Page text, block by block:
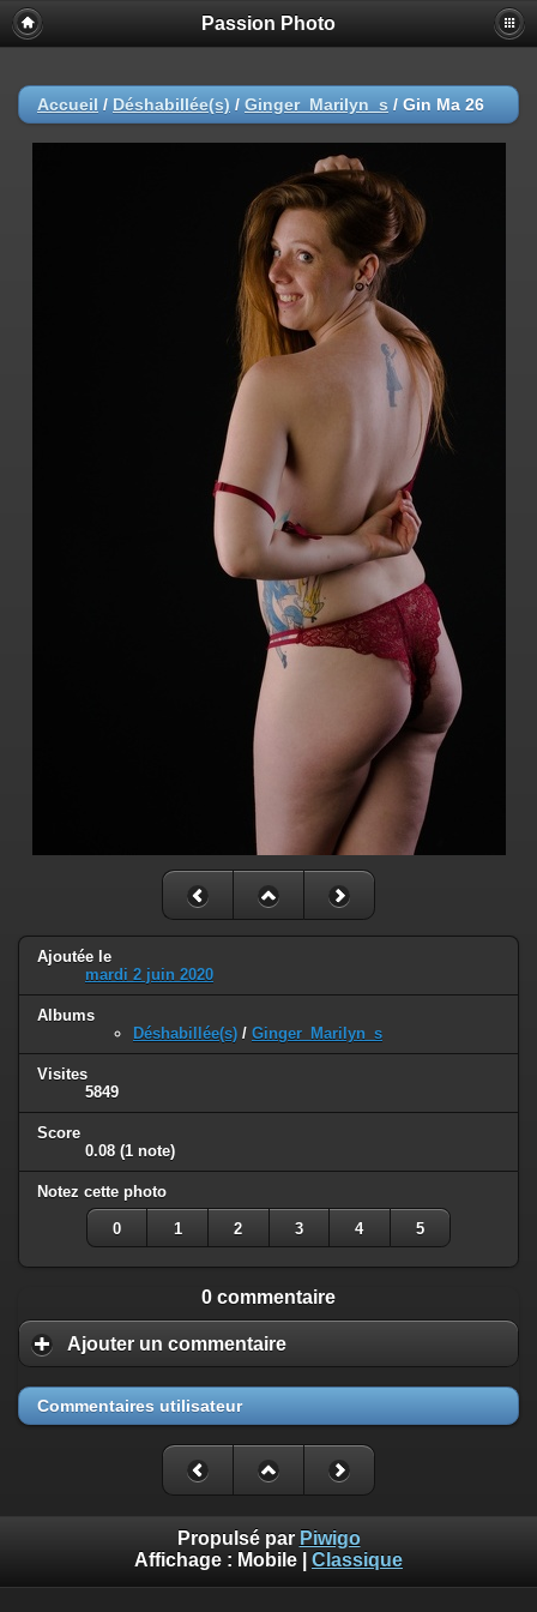
Passion Photo
Accueil / Déshabillée(s) / Ginger_Marilyn_s / Gin Ma 26
Ajoutée le
mardi 2 juin 2020
Albums
Déshabillée(s) / Ginger_Marilyn_s
Visites
5849
Score
0.08 (1 note)
Notez cette photo
0 1 2 3 4 5
0 commentaire
Ajouter un commentaire
Commentaires utilisateur
Propulsé par Piwigo
Affichage : Mobile Classique